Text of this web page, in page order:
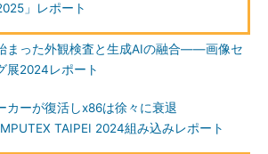
」レポート
まった外観検査と生成AIの融合――画像セ
展2024レポート
カーが復活しx86は徐々に衰退
TAIPEI 2024組み込みレポート